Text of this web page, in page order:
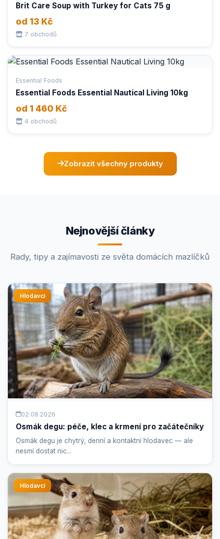
Brit Care Soup with Turkey for Cats 75 g
od 13 Kč
7 obchodů
Essential Foods
Essential Foods Essential Nautical Living 10kg
od 1 460 Kč
4 obchodů
Zobrazit všechny produkty
Nejnovější články
Rady, tipy a zajímavosti ze světa domácích mazlíčků
Hlodavci
02.08.2026
Osmák degu: péče, klec a krmení pro začátečníky
Osmák degu je chytrý, denní a kontaktní hlodavec — ale
nesmí dostat nic...
Hlodavci